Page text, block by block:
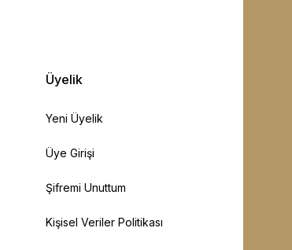
Üyelik
Yeni Üyelik
Üye Girişi
Şifremi Unuttum
Kişisel Veriler Politikası